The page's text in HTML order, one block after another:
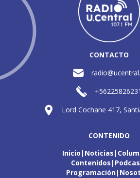
CONTACTO
+56225826231
Lord Cochane 417,
CONTENIDO
Inicio Noticias
Contenidos
Programación